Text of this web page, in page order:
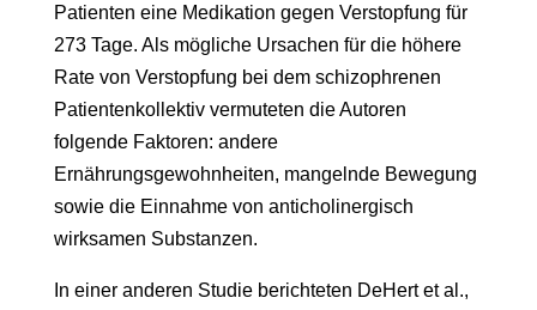
Patienten eine Medikation gegen Verstopfung für
273 Tage. Als mögliche Ursachen für die höhere
Rate von Verstopfung bei dem schizophrenen
Patientenkollektiv vermuteten die Autoren
folgende Faktoren: andere
Ernährungsgewohnheiten, mangelnde Bewegung
sowie die Einnahme von anticholinergisch
wirksamen Substanzen.
In einer anderen Studie berichteten DeHert et al.,